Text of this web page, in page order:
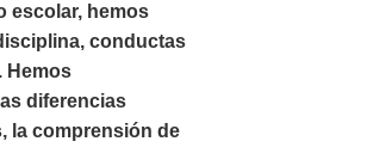
escolar, hemos
conductas
Hemos
diferencias
la comprensión de